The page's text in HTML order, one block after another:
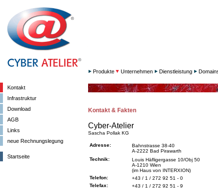
Kontakt
Infrastruktur
Download
AGB
Links
neue Rechnungslegung
Startseite
Produkte Unternehmen Dienstleistung
Kontakt & Fakten
Cyber-Atelier
Sascha Pollak KG
Adresse:
Bahnstrasse 38-40
A-2222 Bad Pirawarth
Technik:
Louis Häfligergasse 10/Obj 50
A-1210 Wien
(im Haus von INTERXION)
Telefon:
+43 / 1 / 272 92 51 - 0
Telefax:
+43 / 1 / 272 92 51 - 9